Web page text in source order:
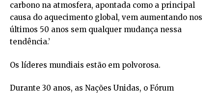
carbono na atmosfera, apontada como a principal
causa do aquecimento global, vem aumentando nos
últimos 50 anos sem qualquer mudança nessa
tendência.’
Os líderes mundiais estão em polvorosa.
Durante 30 anos, as Nações Unidas, o Fórum